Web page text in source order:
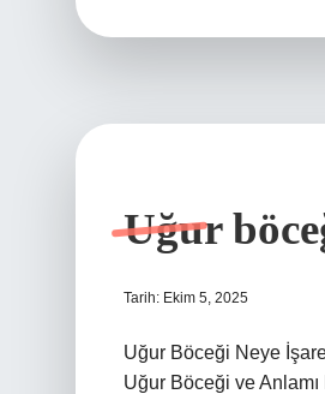
Uğur
Tarih: Ekim 5, 2025
Uğur Böceği Neye
Uğur Böceği ve